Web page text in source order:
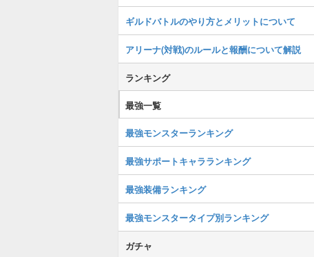
ギルドバトルのやり方とメリットについて
アリーナ(対戦)のルールと報酬について解説
ランキング
最強一覧
最強モンスターランキング
最強サポートキャラランキング
最強装備ランキング
最強モンスタータイプ別ランキング
ガチャ